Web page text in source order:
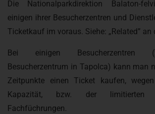
Die Nationalparkdirektion Balaton-
einigen ihrer Besucherzentren und
Ticketkauf im voraus. Siehe: „Related” an
Bei einigen Besucherzentren
Besucherzentrum in Tapolca) kann man
Zeitpunkte einen Ticket kaufen,
Kapazität, bzw. der limitierten
Fachfüchrungen.